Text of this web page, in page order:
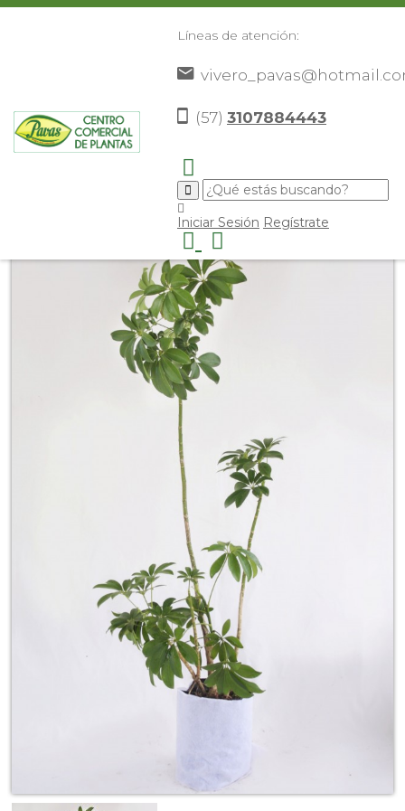
Líneas de atención:
(57) 3107884443
Iniciar Sesión Regístrate
Plantas> Plantas De Interior>